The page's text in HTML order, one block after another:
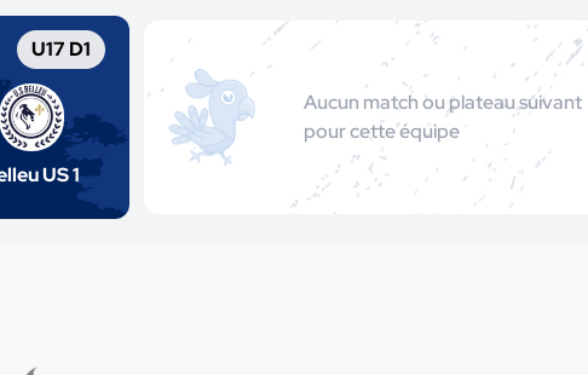
U17 D1
US 1
Aucun match ou plateau suivant
pour cette équipe